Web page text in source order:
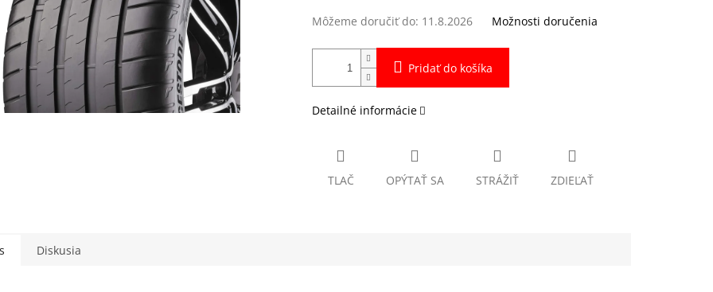
Môžeme doručiť do: 11.8.2026 Možnosti doručenia
Pridať do košíka
Detailné informácie
TLAČ OPÝTAŤ SA STRÁŽIŤ ZDIEĽAŤ
Diskusia